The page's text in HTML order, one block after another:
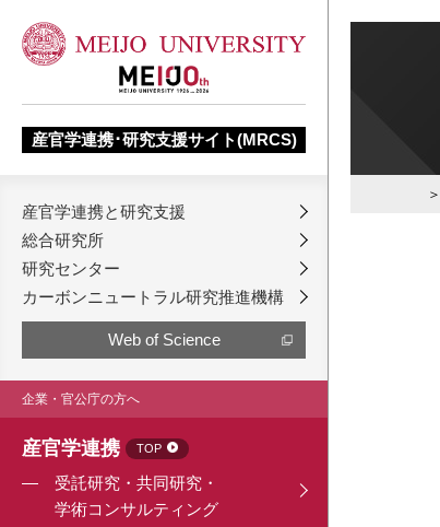
産官学連携･研究支援サイト(MRCS)
産官学連携と研究支援
総合研究所
研究センター
カーボンニュートラル研究推進機構
Web of Science
企業・官公庁の方へ
産官学連携 TOP
受託研究・共同研究・
学術コンサルティング